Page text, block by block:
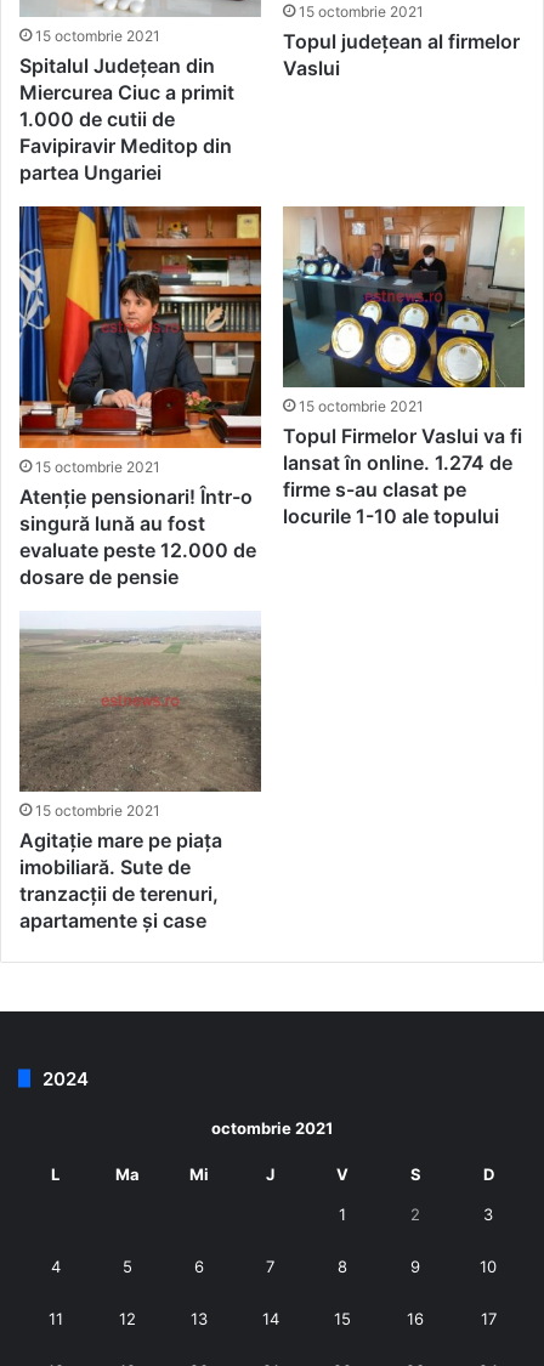
15 octombrie 2021
Spitalul Județean din
Miercurea Ciuc a primit
1.000 de cutii de
Favipiravir Meditop din
partea Ungariei
15 octombrie 2021
Topul județean al firmelor
Vaslui
15 octombrie 2021
Atenție pensionari! Într-o
singură lună au fost
evaluate peste 12.000 de
dosare de pensie
15 octombrie 2021
Topul Firmelor Vaslui va fi
lansat în online. 1.274 de
firme s-au clasat pe
locurile 1-10 ale topului
15 octombrie 2021
Agitație mare pe piața
imobiliară. Sute de
tranzacții de terenuri,
apartamente și case
2024
octombrie 2021
L Ma Mi J V S D
1 2 3
4 5 6 7 8 9 10
11 12 13 14 15 16 17